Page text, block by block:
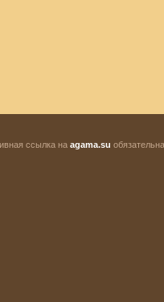
ссылка на agama.su